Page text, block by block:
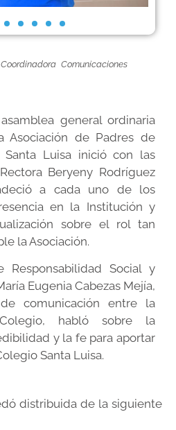
Comunicaciones
general ordinaria
de Padres de
Luisa inició con las
Beryeny Rodríguez
a cada uno de los
en la Institución y
sobre el rol tan
la Asociación.
Responsabilidad Social y
Eugenia Cabezas Mejía,
comunicación entre la
habló sobre la
y la fe para aportar
Santa Luisa.
distribuida de la siguiente